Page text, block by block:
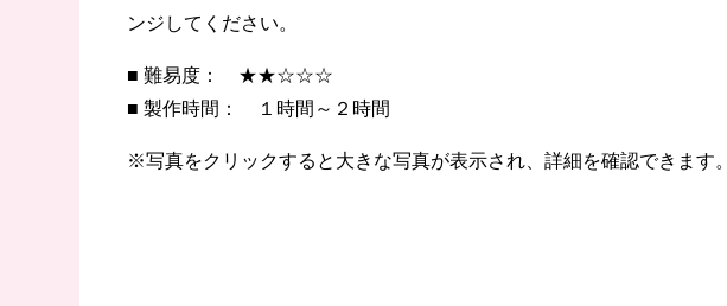
ンジしてください。
■ 難易度： ★★☆☆☆
■ 製作時間： １時間～２時間
※写真をクリックすると大きな写真が表示され、詳細を確認できます。